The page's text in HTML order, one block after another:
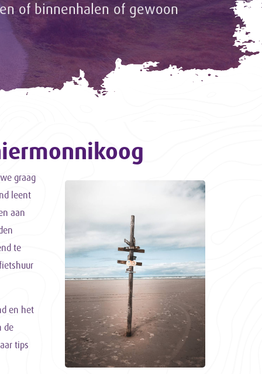
of binnenhalen of gewoon
graag
leent
aan
te
en het
de
tips